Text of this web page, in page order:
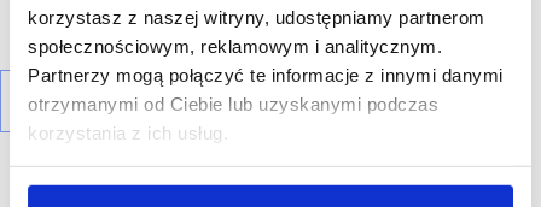
korzystasz z naszej witryny, udostępniamy partnerom
społecznościowym, reklamowym i analitycznym.
Partnerzy mogą połączyć te informacje z innymi danymi
otrzymanymi od Ciebie lub uzyskanymi podczas
korzystania z ich usług.